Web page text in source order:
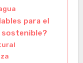
para el
sostenible?